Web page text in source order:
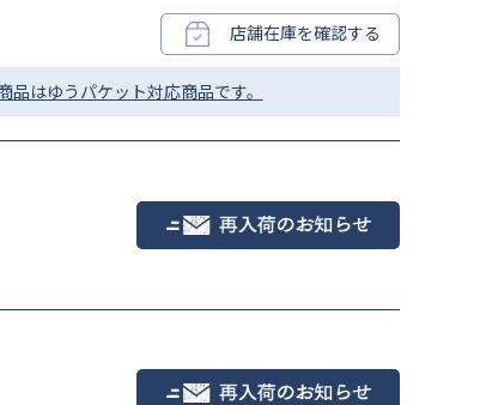
店舗在庫を確認する
品はゆうパケット対応商品です。